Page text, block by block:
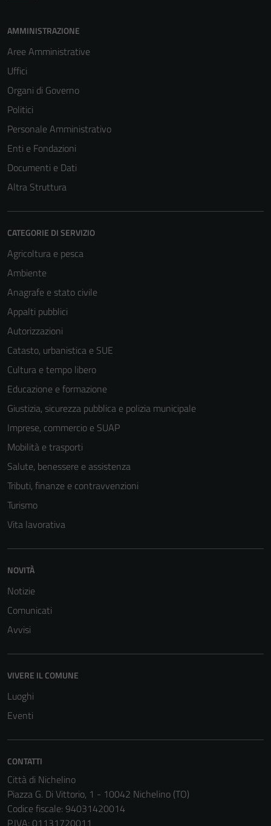
AMMINISTRAZIONE
Aree Amministrative
Uffici
Organi di Governo
Politici
Personale Amministrativo
Enti e Fondazioni
Documenti e Dati
Altra Struttura
CATEGORIE DI SERVIZIO
Agricoltura e pesca
Ambiente
Anagrafe e stato civile
Appalti pubblici
Autorizzazioni
Catasto, urbanistica e SUE
Cultura e tempo libero
Educazione e formazione
Giustizia, sicurezza pubblica e polizia municipale
Imprese, commercio e SUAP
Mobilità e trasporti
Salute, benessere e assistenza
Tributi, finanze e contravvenzioni
Turismo
Vita lavorativa
NOVITÀ
Notizie
Comunicati
Avvisi
VIVERE IL COMUNE
Luoghi
Eventi
CONTATTI
Città di Nichelino
Piazza G. Di Vittorio, 1 - 10042 Nichelino (TO)
Codice fiscale: 94031420014
P.IVA: 01131720011